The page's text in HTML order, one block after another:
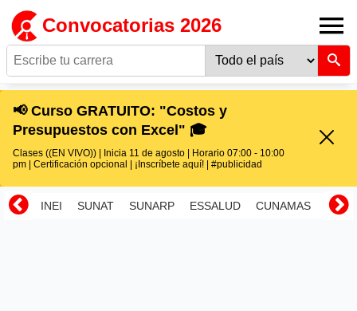
Convocatorias 2026
📢 Curso GRATUITO: "Costos y
Presupuestos con Excel" 🎓
Clases ((EN VIVO)) | Inicia 11 de agosto | Horario 07:00 - 10:00
pm | Certificación opcional | ¡Inscríbete aquí! | #publicidad
INEI SUNAT SUNARP ESSALUD CUNAMAS